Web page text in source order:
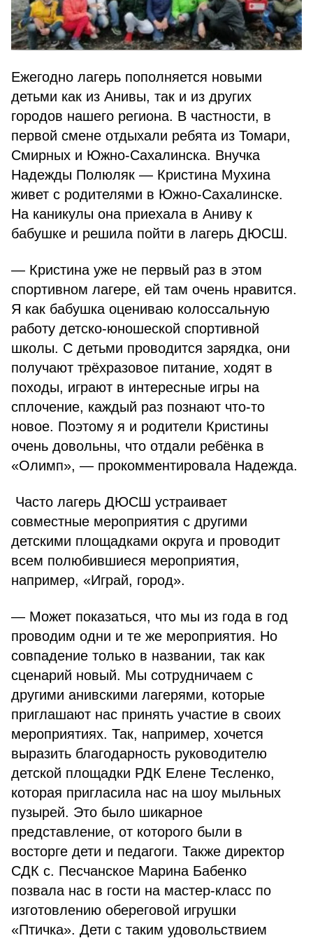
Ежегодно лагерь пополняется новыми
детьми как из Анивы, так и из других
городов нашего региона. В частности, в
первой смене отдыхали ребята из Томари,
Смирных и Южно-Сахалинска. Внучка
Надежды Полюляк — Кристина Мухина
живет с родителями в Южно-Сахалинске.
На каникулы она приехала в Аниву к
бабушке и решила пойти в лагерь ДЮСШ.
— Кристина уже не первый раз в этом
спортивном лагере, ей там очень нравится.
Я как бабушка оцениваю колоссальную
работу детско-юношеской спортивной
школы. С детьми проводится зарядка, они
получают трёхразовое питание, ходят в
походы, играют в интересные игры на
сплочение, каждый раз познают что-то
новое. Поэтому я и родители Кристины
очень довольны, что отдали ребёнка в
«Олимп», — прокомментировала Надежда.
Часто лагерь ДЮСШ устраивает
совместные мероприятия с другими
детскими площадками округа и проводит
всем полюбившиеся мероприятия,
например, «Играй, город».
— Может показаться, что мы из года в год
проводим одни и те же мероприятия. Но
совпадение только в названии, так как
сценарий новый. Мы сотрудничаем с
другими анивскими лагерями, которые
приглашают нас принять участие в своих
мероприятиях. Так, например, хочется
выразить благодарность руководителю
детской площадки РДК Елене Тесленко,
которая пригласила нас на шоу мыльных
пузырей. Это было шикарное
представление, от которого были в
восторге дети и педагоги. Также директор
СДК с. Песчанское Марина Бабенко
позвала нас в гости на мастер-класс по
изготовлению обереговой игрушки
«Птичка». Дети с таким удовольствием